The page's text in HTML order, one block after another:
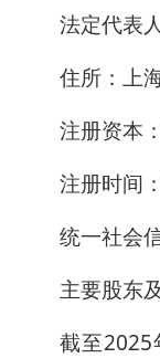
法定代表
住所：上
注册资本
注册时间
统一社会
主要股东
截至2025